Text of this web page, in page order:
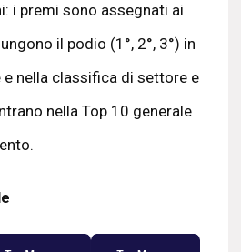
i premi sono assegnati ai
il podio (1°, 2°, 3°) in
nella classifica di settore e
nella Top 10 generale